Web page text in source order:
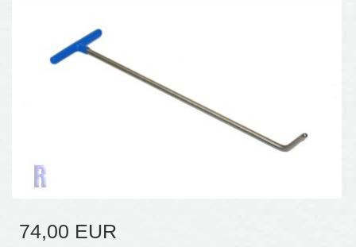
74,00 EUR